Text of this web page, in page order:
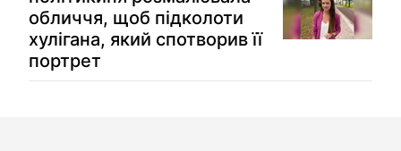
обличчя, щоб підколоти
хулігана, який спотворив її
портрет